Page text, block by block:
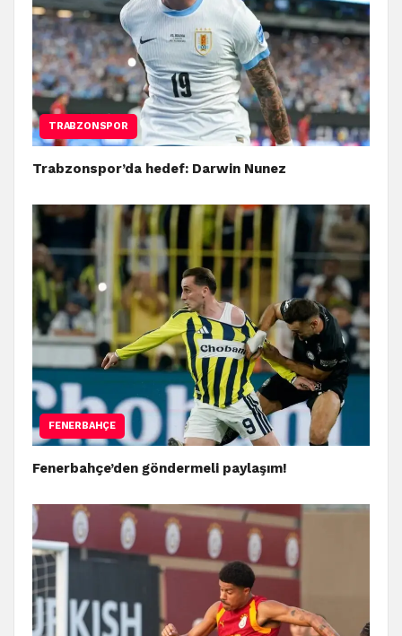
TRABZONSPOR
Trabzonspor’da hedef: Darwin Nunez
FENERBAHÇE
Fenerbahçe’den göndermeli paylaşım!